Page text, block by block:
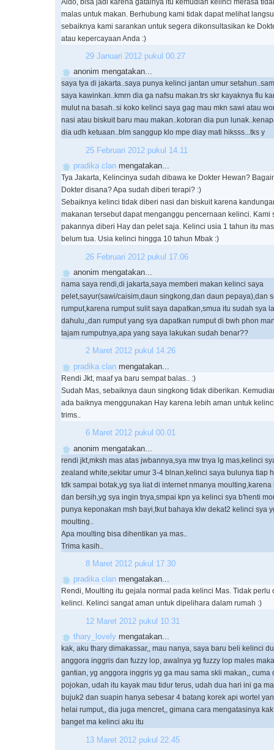
malas untuk makan. Berhubung kami tidak dapat melihat
sebaiknya kami sarankan untuk segera dikonsultasikan ke
atau kepercayaan Anda :)
29 Januari 2012 pukul 00.27
anonim mengatakan...
saya tya di jakarta..saya punya kelinci jantan umur
saya kawinkan..kmrn dia ga nafsu makan.trs skr kayaknya flu
mulut na basah..si koko kelinci saya gag mau mkn sawi atau
nasi atau biskuit baru mau makan..kotoran dia pun
dia udh ketuaan..blm sanggup klo mpe diay mati hiksss...tks y
25 Februari 2012 pukul 14.11
pradika clan mengatakan...
Tya Jakarta, Kelincinya sudah dibawa ke Dokter Hewan?
Dokter disana? Apa sudah diberi terapi? :)
Sebaiknya kelinci tidak diberi nasi dan biskuit karena
makanan tersebut dapat menganggu pencernaan kelinci. Kami
pakannya diberi Hay dan pelet saja. Kelinci usia 1 tahun itu
belum tua. Usia kelinci hingga 10 tahun Mbak :)
26 Februari 2012 pukul 17.06
anonim mengatakan...
nama saya rendi,di jakarta,saya memberi makan kelinci saya
pelet,sayur(sawi/caisim,daun singkong,dan daun pepaya),dan
rumput,karena rumput sulit saya dapatkan,smua itu sudah sya
dahulu,,dan rumput yang sya dapatkan rumput di bwh phon
tajam rumputnya,apa yang saya lakukan sudah benar??
2 Maret 2012 pukul 14.26
pradika clan mengatakan...
Rendi Jkt, maaf ya baru sempat balas.. :)
Sudah Mas, sebaiknya daun singkong tidak diberikan.
ada baiknya menggunakan Hay karena lebih aman untuk
trims..
6 Maret 2012 pukul 00.01
anonim mengatakan...
rendi jkt,mksh mas atas jwbannya,sya mw tnya lg mas,kelinci
zealand white,sekitar umur 3-4 blnan,kelinci saya bulunya tiap
tdk sampai botak,yg sya liat di internet nmanya moulting,karena
dan bersih,yg sya ingin tnya,smpai kpn ya kelinci sya b'henti
punya keponakan msh bayi,tkut bahaya klw dekat2 kelinci sya
moulting..
Apa moulting bisa dihentikan ya mas..
Trima kasih..
8 Maret 2012 pukul 17.30
pradika clan mengatakan...
Rendi, Moulting itu gejala normal pada kelinci Mas. Tidak perlu
kelinci. Kelinci sangat aman untuk dipelihara dalam rumah :)
12 Maret 2012 pukul 10.31
thary_lovely mengatakan...
kak, aku thary dimakassar,, mau nanya, saya baru beli kelinci
anggora inggris dan fuzzy lop, awalnya yg fuzzy lop males
gantian, yg anggora inggris yg ga mau sama skli makan,, cuma
pojokan, udah itu kayak mau tidur terus, udah dua hari ini ga
bujuk2 dan suapin hanya sebesar 4 batang korek api wortel
helai rumput,, dia juga mencret,, gimana cara mengatasinya
banget ma kelinci aku itu
13 Maret 2012 pukul 22.45